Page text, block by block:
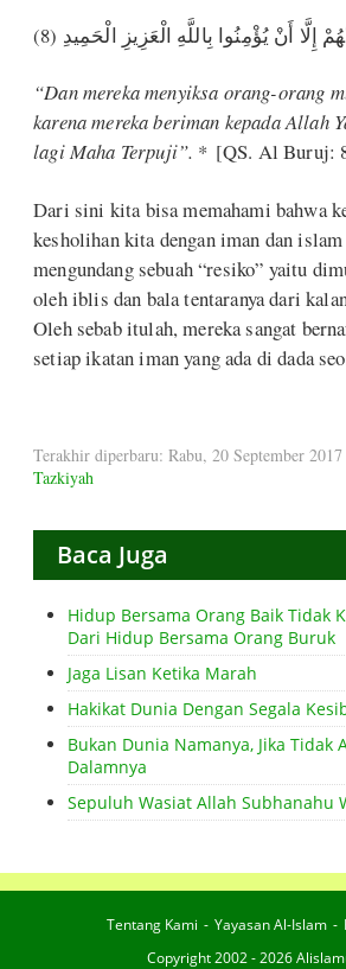
إِلَّا أَنْ يُؤْمِنُوا بِاللَّهِ الْعَزِيزِ الْحَمِيدِ (8)
“Dan mereka menyiksa orang-orang
karena mereka beriman kepada Allah
lagi Maha Terpuji”. * [QS. Al Buruj:
Dari sini kita bisa memahami bahwa
kesholihan kita dengan iman dan
mengundang sebuah “resiko” yaitu
oleh iblis dan bala tentaranya dari
Oleh sebab itulah, mereka sangat
setiap ikatan iman yang ada di dada
Terakhir diperbaru: Rabu, 20 September
Tazkiyah
Baca Juga
Hidup Bersama Orang Baik Tidak
Dari Hidup Bersama Orang Buruk
Jaga Lisan Ketika Marah
Hakikat Dunia Dengan Segala
Bukan Dunia Namanya, Jika Tidak
Dalamnya
Sepuluh Wasiat Allah Subhanahu
Tentang Kami Yayasan Al-Islam
Copyright 2002 - 2026